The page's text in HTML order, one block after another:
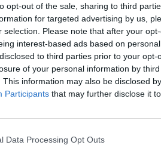
opt-out of the sale, sharing to third
for targeted advertising by us,
selection. Please note that after your
interest-based ads based on
to third parties prior to your
of your personal information by
This information may also be disclosed
Participants that may further disclose it
Data Processing Opt Outs
ΔΙΑΦΗΜΙΣΗ